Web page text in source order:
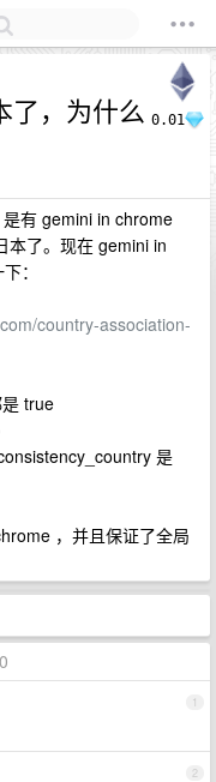
0.01
了，为什么
有 gemini in chrome
本了。现在 gemini in
：
country-association-
true
是
，并且保证了全局
1
2